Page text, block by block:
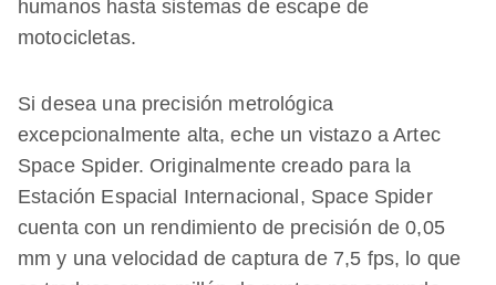
humanos hasta sistemas de escape de
motocicletas.
Si desea una precisión metrológica
excepcionalmente alta, eche un vistazo a Artec
Space Spider. Originalmente creado para la
Estación Espacial Internacional, Space Spider
cuenta con un rendimiento de precisión de 0,05
mm y una velocidad de captura de 7,5 fps, lo que